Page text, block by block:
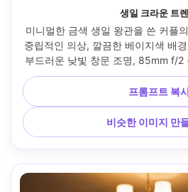
생일 크라운 트
미니멀한 금색 생일 왕관을 쓴 커플
중립적인 의상, 깔끔한 베이지색 배
부드러운 낮빛 창문 조명, 85mm f/2
인스타그램 미학, 사실적인
프롬프트 복
비슷한 이미지 만